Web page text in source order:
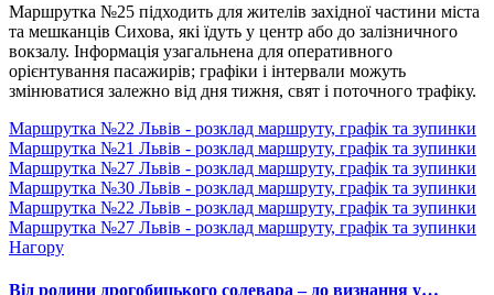
Маршрутка №25 підходить для жителів західної частини міста
та мешканців Сихова, які їдуть у центр або до залізничного
вокзалу. Інформація узагальнена для оперативного
орієнтування пасажирів; графіки і інтервали можуть
змінюватися залежно від дня тижня, свят і поточного трафіку.
Маршрутка №22 Львів - розклад маршруту, графік та зупинки
Маршрутка №21 Львів - розклад маршруту, графік та зупинки
Маршрутка №27 Львів - розклад маршруту, графік та зупинки
Маршрутка №30 Львів - розклад маршруту, графік та зупинки
Маршрутка №22 Львів - розклад маршруту, графік та зупинки
Маршрутка №27 Львів - розклад маршруту, графік та зупинки
Нагору
Від родини дрогобицького солевара – до визнання у…